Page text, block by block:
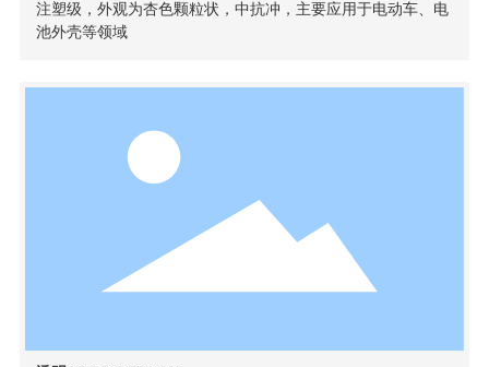
注塑级，外观为杏色颗粒状，中抗冲，主要应用于电动车、电
池外壳等领域